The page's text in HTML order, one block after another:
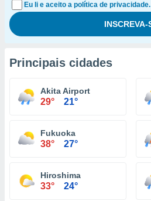
Eu li e aceito a política de privacidade.
Principais cidades
Akita Airport
29° 21°
Fukuoka
38° 27°
Hiroshima
33° 24°